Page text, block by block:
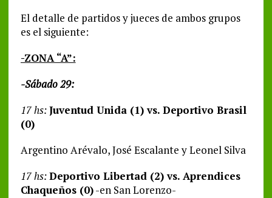
El detalle de partidos y jueces de ambos grupos
es el siguiente:
-ZONA “A”:
-Sábado 29:
17 hs:Juventud Unida (1) vs. Deportivo Brasil
(0)
Argentino Arévalo, José Escalante y Leonel Silva
17 hs:Deportivo Libertad (2) vs. Aprendices
Chaqueños (0)-en San Lorenzo-